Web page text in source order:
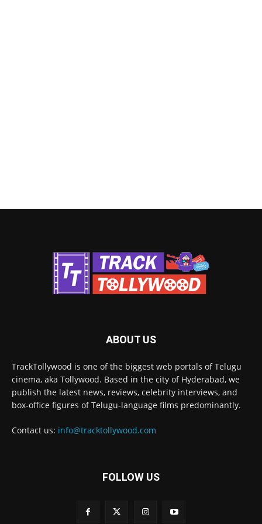
ABOUT US
TrackTollywood is one of the biggest web portals of Telugu
cinema, aka Tollywood. Based in the city of Hyderabad, we
publish the latest news, reviews, celebrity interviews, and
box-office figures of Telugu-language films predominantly.
Contact us: info@tracktollywood.com
FOLLOW US